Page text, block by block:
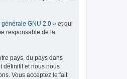
GNU 2.0 » et qui
responsable de la
pays, du pays dans
définitif et nous nous
Vous acceptez le fait